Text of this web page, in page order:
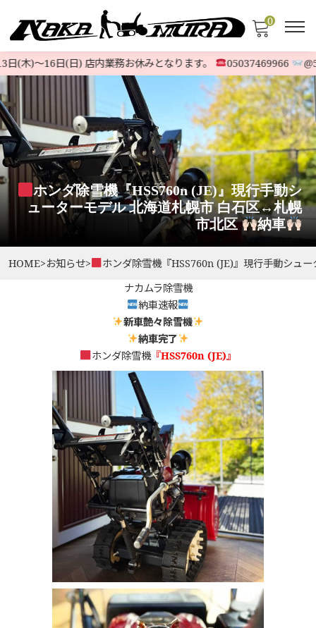
0
木)〜16日(日) 店内業務お休みとなります。 05037469966
ホンダ除雪機『HSS760n (JE)』現行手動シ
ューターモデル 北海道札幌市 白石区↔️札幌
市北区
納車
HOME>お知らせ>
ホンダ除雪機『HSS760n (JE)』現行手動シュ
ナカムラ除雪機
納車速報
新車艶々除雪機
納車完了
ホンダ除雪機『HSS760n (JE)』